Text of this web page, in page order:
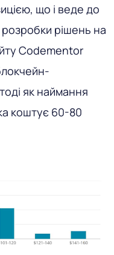
що і веде до
розробки рішень на
Codementor
як наймання
коштує 60-80